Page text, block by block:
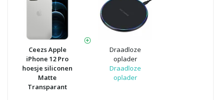
Ceezs Apple
iPhone 12 Pro
hoesje siliconen
Matte
Transparant
Draadloze
oplader
Draadloze
oplader